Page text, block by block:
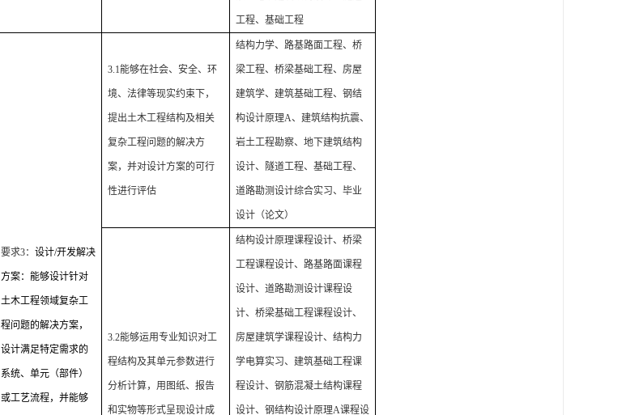
工程、基础工程
要求3： 设计/开发解决
方案：能够设计针对
土木工程领域复杂工
程问题的解决方案，
设计满足特定需求的
系统、单元（部件）
或工艺流程，并能够
3.1能够在社会、安全、环
境、法律等现实约束下，
提出土木工程结构及相关
复杂工程问题的解决方
案，并对设计方案的可行
性进行评估
结构力学、路基路面工程、桥
梁工程、桥梁基础工程、房屋
建筑学、建筑基础工程、钢结
构设计原理A、建筑结构抗震、
岩土工程勘察、地下建筑结构
设计、隧道工程、基础工程、
道路勘测设计综合实习、毕业
设计（论文）
3.2能够运用专业知识对工
程结构及其单元参数进行
分析计算，用图纸、报告
和实物等形式呈现设计成
结构设计原理课程设计、桥梁
工程课程设计、路基路面课程
设计、道路勘测设计课程设
计、桥梁基础工程课程设计、
房屋建筑学课程设计、结构力
学电算实习、建筑基础工程课
程设计、钢筋混凝土结构课程
设计、钢结构设计原理A课程设